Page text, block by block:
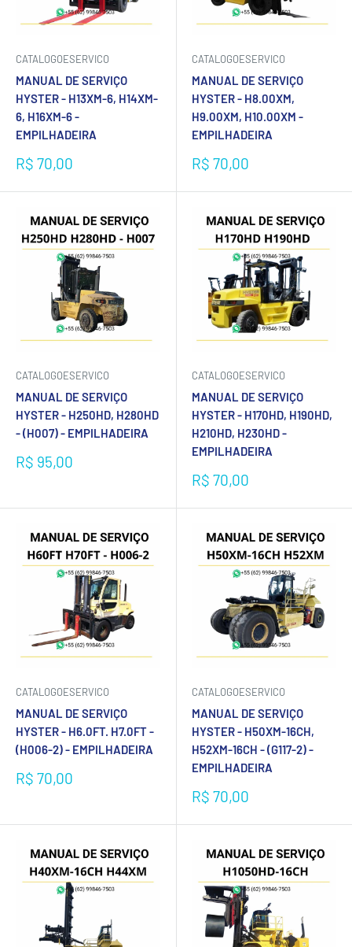
CATALOGOESERVICO
MANUAL DE SERVIÇO
HYSTER - H13XM-6, H14XM-
6, H16XM-6 -
EMPILHADEIRA
Preço
promocional
R$ 70,00
CATALOGOESERVICO
MANUAL DE SERVIÇO
HYSTER - H8.00XM,
H9.00XM, H10.00XM -
EMPILHADEIRA
Preço
promocional
R$ 70,00
CATALOGOESERVICO
MANUAL DE SERVIÇO
HYSTER - H250HD, H280HD
- (H007) - EMPILHADEIRA
Preço
promocional
R$ 95,00
CATALOGOESERVICO
MANUAL DE SERVIÇO
HYSTER - H170HD, H190HD,
H210HD, H230HD -
EMPILHADEIRA
Preço
promocional
R$ 70,00
CATALOGOESERVICO
MANUAL DE SERVIÇO
HYSTER - H6.0FT. H7.0FT -
(H006-2) - EMPILHADEIRA
Preço
promocional
R$ 70,00
CATALOGOESERVICO
MANUAL DE SERVIÇO
HYSTER - H50XM-16CH,
H52XM-16CH - (G117-2) -
EMPILHADEIRA
Preço
promocional
R$ 70,00